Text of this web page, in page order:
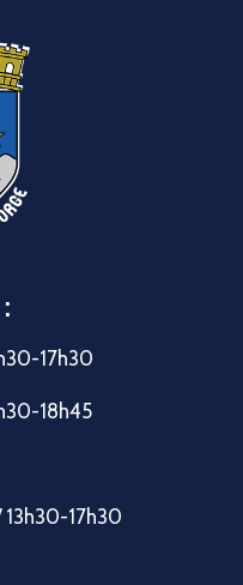
17h30
18h45
17h30